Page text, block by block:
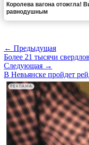
Королева вагона отожгла!
равнодушным
← Предыдущая
Более 21 тысячи
Следующая →
В Невьянске пройдет
РЕКЛАМА